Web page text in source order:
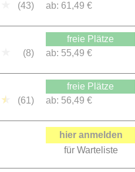
(43)
ab: 61,49 €
(8)
freie Plätze
ab: 55,49 €
★ (61)
freie Plätze
ab: 56,49 €
hier anmelden
für Warteliste